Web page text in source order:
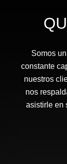
Somos
constante
nuestros
nos
asistirle en